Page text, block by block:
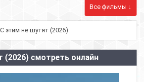
Все фильмы ↓
С этим не шутят (2026)
(2026) смотреть онлайн